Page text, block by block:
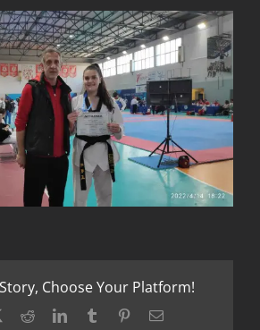
Choose Your Platform!
RedditLinkedInTumblr PinterestEmail